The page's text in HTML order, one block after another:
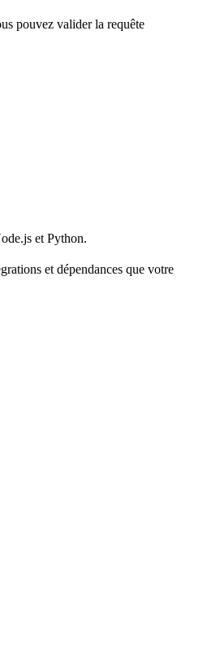
pouvez valider la requête
et Python.
et dépendances que votre